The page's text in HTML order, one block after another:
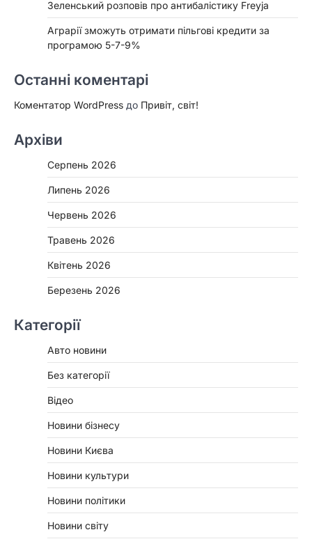
Зеленський розповів про антибалістику Freyja
Аграрії зможуть отримати пільгові кредити за
програмою 5-7-9%
Останні коментарі
Коментатор WordPress до Привіт, світ!
Архіви
Серпень 2026
Липень 2026
Червень 2026
Травень 2026
Квітень 2026
Березень 2026
Категорії
Авто новини
Без категорії
Відео
Новини бізнесу
Новини Києва
Новини культури
Новини політики
Новини світу